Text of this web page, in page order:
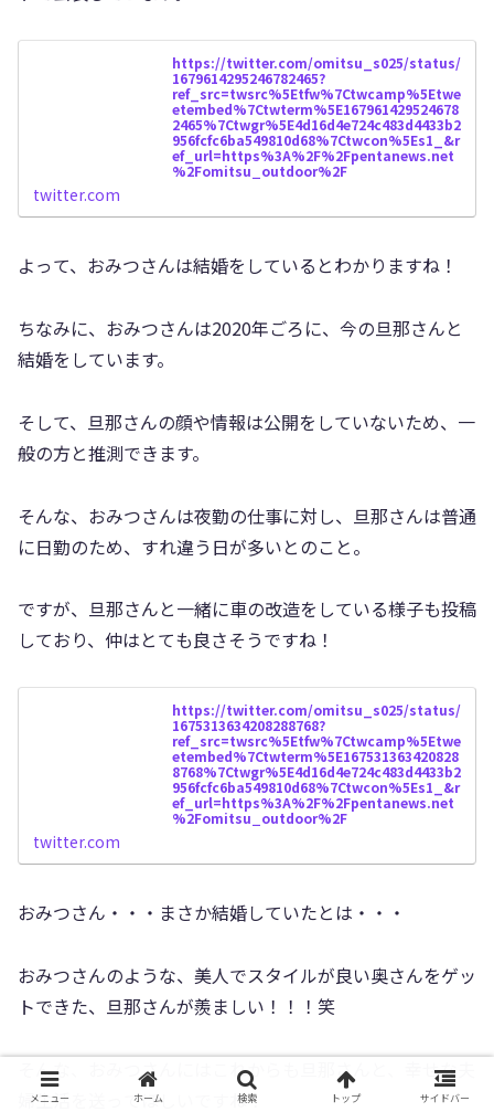
https://twitter.com/omitsu_s025/status/
1679614295246782465?
ref_src=twsrc%5Etfw%7Ctwcamp%5Etwe
etembed%7Ctwterm%5E167961429524678
2465%7Ctwgr%5E4d16d4e724c483d4433b2
956fcfc6ba549810d68%7Ctwcon%5Es1_&r
ef_url=https%3A%2F%2Fpentanews.net
%2Fomitsu_outdoor%2F
twitter.com
よって、おみつさんは結婚をしているとわかりますね！
ちなみに、おみつさんは2020年ごろに、今の旦那さんと
結婚をしています。
そして、旦那さんの顔や情報は公開をしていないため、一
般の方と推測できます。
そんな、おみつさんは夜勤の仕事に対し、旦那さんは普通
に日勤のため、すれ違う日が多いとのこと。
ですが、旦那さんと一緒に車の改造をしている様子も投稿
しており、仲はとても良さそうですね！
https://twitter.com/omitsu_s025/status/
1675313634208288768?
ref_src=twsrc%5Etfw%7Ctwcamp%5Etwe
etembed%7Ctwterm%5E167531363420828
8768%7Ctwgr%5E4d16d4e724c483d4433b2
956fcfc6ba549810d68%7Ctwcon%5Es1_&r
ef_url=https%3A%2F%2Fpentanews.net
%2Fomitsu_outdoor%2F
twitter.com
おみつさん・・・まさか結婚していたとは・・・
おみつさんのような、美人でスタイルが良い奥さんをゲッ
トできた、旦那さんが羨ましい！！！笑
そんな、おみつさんにはこれからも旦那さんと、幸せな夫
婦生活を送ってほしいですね！
メニュー ホーム 検索 トップ サイドバー